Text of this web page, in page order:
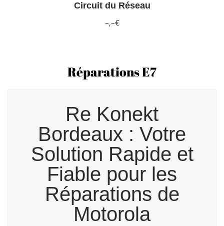
Circuit du Réseau
–,–€
Réparations E7
Re Konekt
Bordeaux : Votre
Solution Rapide et
Fiable pour les
Réparations de
Motorola